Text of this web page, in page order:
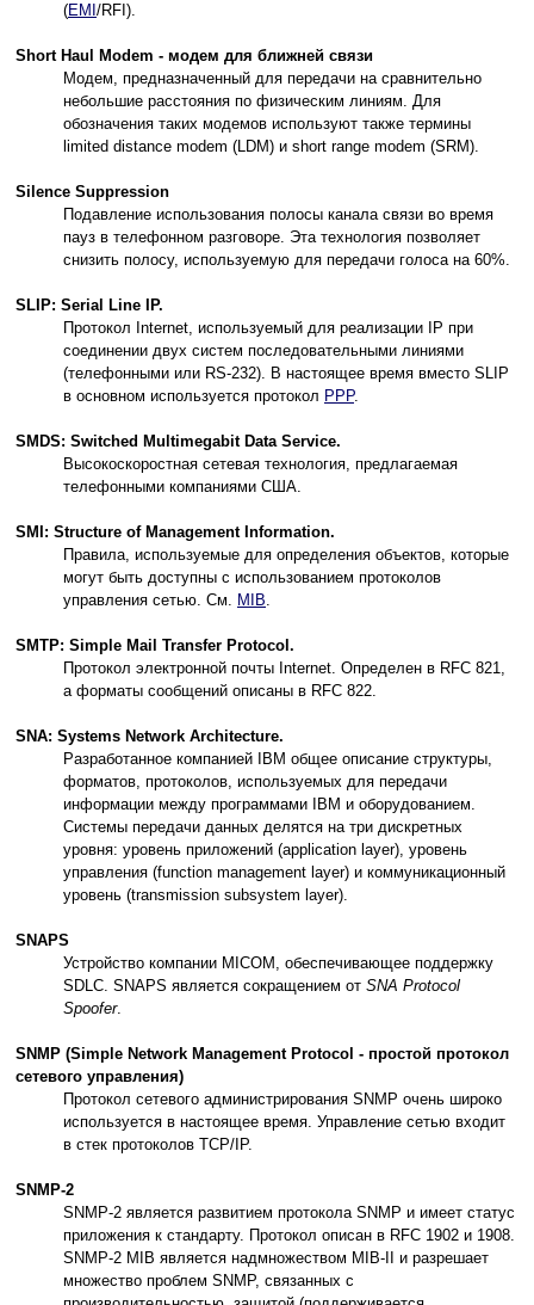
(EMI /RFI).
Short Haul Modem - модем для ближней связи
Модем, предназначенный для передачи на сравнительно
небольшие расстояния по физическим линиям. Для
обозначения таких модемов используют также термины
limited distance modem (LDM) и short range modem (SRM).
Silence Suppression
Подавление использования полосы канала связи во время
пауз в телефонном разговоре. Эта технология позволяет
снизить полосу, используемую для передачи голоса на 60%.
SLIP: Serial Line IP.
Протокол Internet, используемый для реализации IP при
соединении двух систем последовательными линиями
(телефонными или RS-232). В настоящее время вместо SLIP
в основном используется протокол PPP.
SMDS: Switched Multimegabit Data Service.
Высокоскоростная сетевая технология, предлагаемая
телефонными компаниями США.
SMI: Structure of Management Information.
Правила, используемые для определения объектов, которые
могут быть доступны с использованием протоколов
управления сетью. См. MIB.
SMTP: Simple Mail Transfer Protocol.
Протокол электронной почты Internet. Определен в RFC 821,
а форматы сообщений описаны в RFC 822.
SNA: Systems Network Architecture.
Разработанное компанией IBM общее описание структуры,
форматов, протоколов, используемых для передачи
информации между программами IBM и оборудованием.
Системы передачи данных делятся на три дискретных
уровня: уровень приложений (application layer), уровень
управления (function management layer) и коммуникационный
уровень (transmission subsystem layer).
SNAPS
Устройство компании MICOM, обеспечивающее поддержку
SDLC. SNAPS является сокращением от SNA Protocol
Spoofer.
SNMP (Simple Network Management Protocol - простой протокол
сетевого управления)
Протокол сетевого администрирования SNMP очень широко
используется в настоящее время. Управление сетью входит
в стек протоколов TCP/IP.
SNMP-2
SNMP-2 является развитием протокола SNMP и имеет статус
приложения к стандарту. Протокол описан в RFC 1902 и 1908.
SNMP-2 MIB является надмножеством MIB-II и разрешает
множество проблем SNMP, связанных с